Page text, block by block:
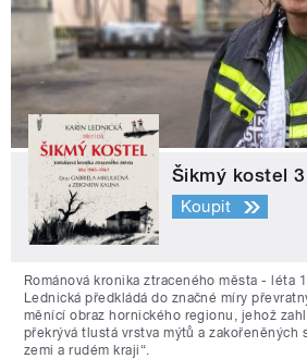
Šikmý kostel 3
Koupit
Románová kronika ztraceného města - léta
Lednická předkládá do značné míry
měnící obraz hornického regionu, jehož
překrývá tlustá vrstva mýtů a zakořeněných
zemi a rudém kraji“.